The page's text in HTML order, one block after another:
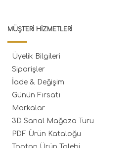
MÜŞTERI HIZMETLERI
Üyelik Bilgileri
Siparişler
İade & Değişim
Günün Fırsatı
Markalar
3D Sanal Mağaza Turu
PDF Ürün Kataloğu